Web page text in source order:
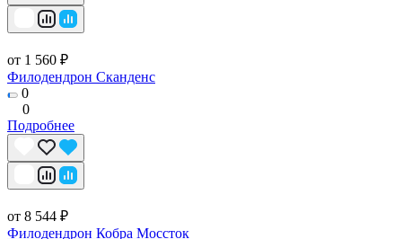
от 1 560 ₽
Филодендрон Сканденс
0
0
Подробнее
от 8 544 ₽
Филодендрон Кобра Моссток